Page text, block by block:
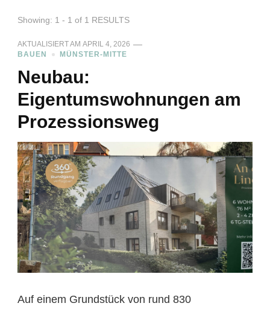
Showing: 1 - 1 of 1 RESULTS
AKTUALISIERT AM APRIL 4, 2026
BAUEN
MÜNSTER-MITTE
Neubau:
Eigentumswohnungen am
Prozessionsweg
Auf einem Grundstück von rund 830